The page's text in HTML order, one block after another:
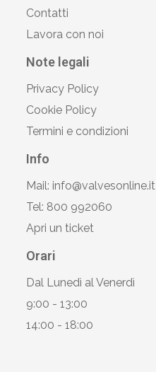
Contatti
Lavora con noi
Note legali
Privacy Policy
Cookie Policy
Termini e condizioni
Info
Mail: info@valvesonline.it
Tel: 800 992060
Apri un ticket
Orari
Dal Lunedì al Venerdì
9:00 - 13:00
14:00 - 18:00